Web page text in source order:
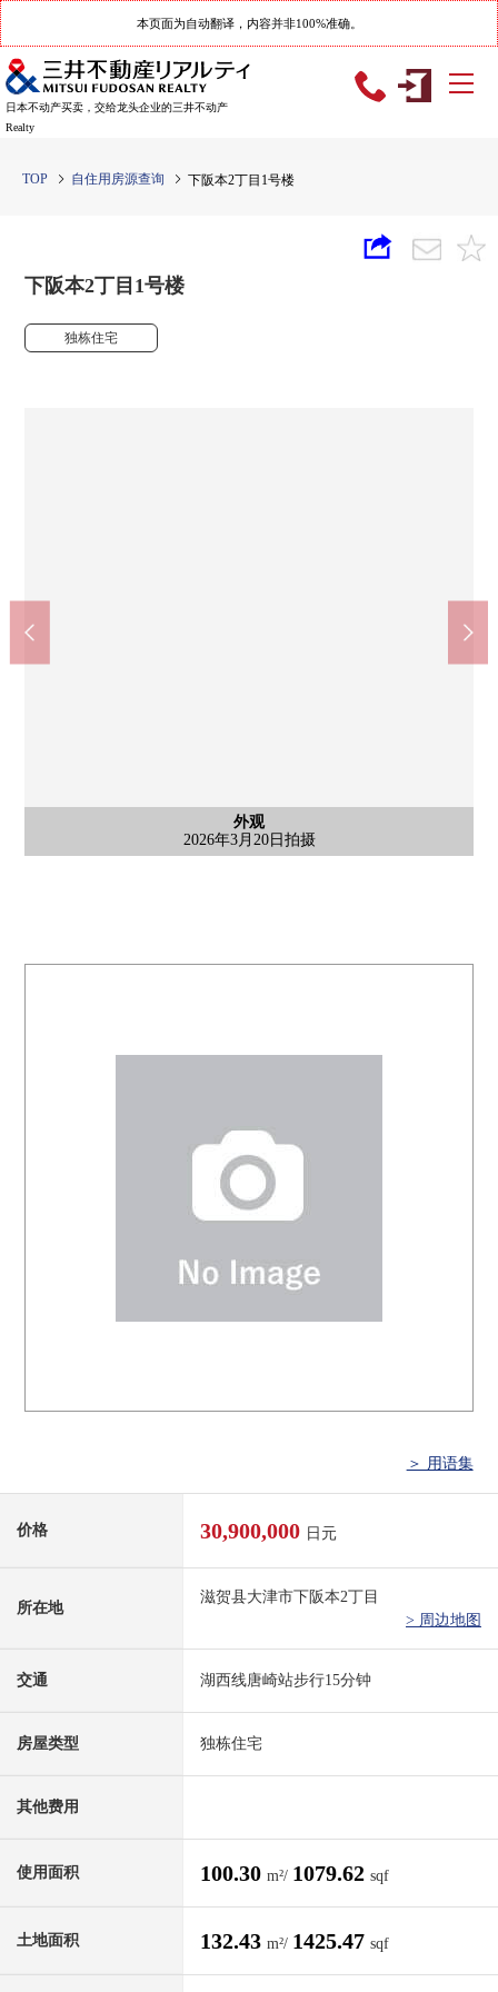
本页面为自动翻译，内容并非100%准确。
日本不动产买卖，交给龙头企业的三井不动产
Realty
TOP 自住用房源查询 下阪本2丁目1号楼
下阪本2丁目1号楼
独栋住宅
外观
2026年3月20日拍摄
外观
2026年3月20日拍摄
外观
2026年3月20日拍摄
＞ 用语集
价格 30,900,000 日元
所在地
滋贺县大津市下阪本2丁目
> 周边地图
交通 湖西线唐崎站步行15分钟
房屋类型 独栋住宅
其他费用
使用面积 100.30 m²/ 1079.62 sqf
土地面积 132.43 m²/ 1425.47 sqf